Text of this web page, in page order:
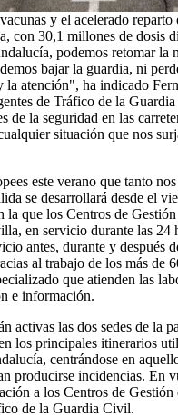
y el acelerado
con 30,1 millones de dosis
podemos retomar la
bajar la guardia, ni
la atención", ha indicado
de Tráfico de la
de la seguridad en las
situación que nos
este verano que tanto
se desarrollará desde el
la que los Centros de
en servicio durante las 24
antes, durante y después
al trabajo de los más de
que atienden las
e información.
activas las dos sedes de la
los principales itinerarios
centrándose en
producirse incidencias. En
a los Centros de
de la Guardia Civil.